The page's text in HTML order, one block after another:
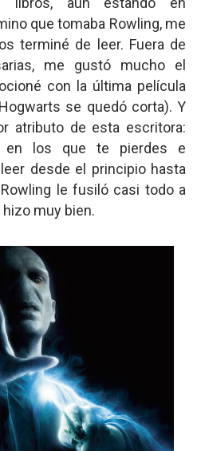
que tomaba Rowling, me
terminé de leer. Fuera de
me gustó mucho el
con la última película
se quedó corta). Y
atributo de esta escritora:
en los que te pierdes e
desde el principio hasta
le fusiló casi todo a
muy bien.